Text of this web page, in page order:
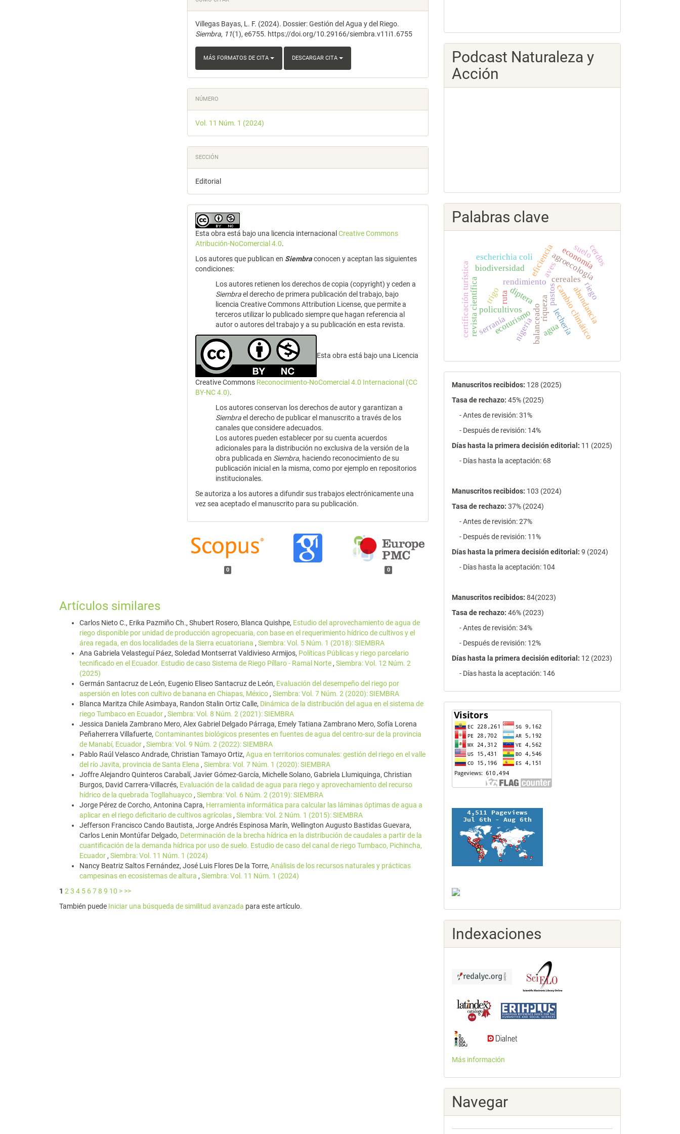
del
artículo
Villegas Bayas, L. F. (2024). Dossier: Gestión del Agua y del Riego.
Siembra, 11(1), e6755. https://doi.org/10.29166/siembra.v11i1.6755
MÁS FORMATOS DE CITA DESCARGAR CITA
NÚMERO
Vol. 11 Núm. 1 (2024)
SECCIÓN
Editorial
Esta obra está bajo una licencia internacionalCreative Commons
Atribución-NoComercial 4.0.
Los autores que publican en Siembraconocen y aceptan las siguientes
condiciones:
Los autores retienen los derechos de copia (copyright) y ceden a
Siembrael derecho de primera publicación del trabajo, bajo
licencia Creative Commons Attribution License, que permite a
terceros utilizar lo publicado siempre que hagan referencia al
autor o autores del trabajo y a su publicación en esta revista.
Esta obra está bajo una Licencia
Creative Commons Reconocimiento-NoComercial 4.0 Internacional (CC
BY-NC 4.0).
Los autores conservan los derechos de autor y garantizan a
Siembrael derecho de publicar el manuscrito a través de los
canales que considere adecuados.
Los autores pueden establecer por su cuenta acuerdos
adicionales para la distribución no exclusiva de la versión de la
obra publicada en Siembra, haciendo reconocimiento de su
publicación inicial en la misma, como por ejemplo en repositorios
institucionales.
Se autoriza a los autores a difundir sus trabajos electrónicamente una
vez sea aceptado el manuscrito para su publicación.
0 0
Artículos similares
Carlos Nieto C., Erika Pazmiño Ch., Shubert Rosero, Blanca Quishpe, Estudio del aprovechamiento de agua de
riego disponible por unidad de producción agropecuaria, con base en el requerimiento hídrico de cultivos y el
área regada, en dos localidades de la Sierra ecuatoriana , Siembra: Vol. 5 Núm. 1 (2018): SIEMBRA
Ana Gabriela Velasteguí Páez, Soledad Montserrat Valdivieso Armijos, Políticas Públicas y riego parcelario
tecnificado en el Ecuador. Estudio de caso Sistema de Riego Píllaro - Ramal Norte , Siembra: Vol. 12 Núm. 2
(2025)
Germán Santacruz de León, Eugenio Eliseo Santacruz de León, Evaluación del desempeño del riego por
aspersión en lotes con cultivo de banana en Chiapas, México , Siembra: Vol. 7 Núm. 2 (2020): SIEMBRA
Blanca Maritza Chile Asimbaya, Randon Stalin Ortiz Calle, Dinámica de la distribución del agua en el sistema de
riego Tumbaco en Ecuador , Siembra: Vol. 8 Núm. 2 (2021): SIEMBRA
Jessica Daniela Zambrano Mero, Alex Gabriel Delgado Párraga, Emely Tatiana Zambrano Mero, Sofía Lorena
Peñaherrera Villafuerte, Contaminantes biológicos presentes en fuentes de agua del centro-sur de la provincia
de Manabí, Ecuador , Siembra: Vol. 9 Núm. 2 (2022): SIEMBRA
Pablo Raúl Velasco Andrade, Christian Tamayo Ortiz, Agua en territorios comunales: gestión del riego en el valle
del río Javita, provincia de Santa Elena , Siembra: Vol. 7 Núm. 1 (2020): SIEMBRA
Joffre Alejandro Quinteros Carabalí, Javier Gómez-García, Michelle Solano, Gabriela Llumiquinga, Christian
Burgos, David Carrera-Villacrés, Evaluación de la calidad de agua para riego y aprovechamiento del recurso
hídrico de la quebrada Togllahuayco , Siembra: Vol. 6 Núm. 2 (2019): SIEMBRA
Jorge Pérez de Corcho, Antonina Capra, Herramienta informática para calcular las láminas óptimas de agua a
aplicar en el riego deficitario de cultivos agrícolas , Siembra: Vol. 2 Núm. 1 (2015): SIEMBRA
Jefferson Francisco Cando Bautista, Jorge Andrés Espinosa Marín, Wellington Augusto Bastidas Guevara,
Carlos Lenin Montúfar Delgado, Determinación de la brecha hídrica en la distribución de caudales a partir de la
cuantificación de la demanda hídrica por uso de suelo. Estudio de caso del canal de riego Tumbaco, Pichincha,
Ecuador , Siembra: Vol. 11 Núm. 1 (2024)
Nancy Beatriz Saltos Fernández, José Luis Flores De la Torre, Análisis de los recursos naturales y prácticas
campesinas en ecosistemas de altura , Siembra: Vol. 11 Núm. 1 (2024)
1 2 3 4 5 678 9 10 > >>
También puede Iniciar una búsqueda de similitud avanzada para este artículo.
Podcast Naturaleza y
Acción
Palabras clave
pastos
lechería
rendimiento cereales
balanceado
policultivos
biodiversidad
cambio climático
agroecología
abundancia
aves
ruta
ecoturismo
revista científica diptera riqueza
eficiencia economía
trigo
nigeria agua
riego
escherichia coli cerdos
suelo
serranía
certificación turística
estadísticas
Manuscritos recibidos: 128 (2025)
Tasa de rechazo: 45% (2025)
- Antes de revisión: 31%
- Después de revisión: 14%
Días hasta la primera decisión editorial: 11 (2025)
- Días hasta la aceptación: 68
Manuscritos recibidos: 103 (2024)
Tasa de rechazo: 37% (2024)
- Antes de revisión: 27%
- Después de revisión: 11%
Días hasta la primera decisión editorial: 9 (2024)
- Días hasta la aceptación: 104
Manuscritos recibidos: 84(2023)
Tasa de rechazo: 46% (2023)
- Antes de revisión: 34%
- Después de revisión: 12%
Días hasta la primera decisión editorial: 12 (2023)
- Días hasta la aceptación: 146
contador
Indexaciones
Más información
Navegar